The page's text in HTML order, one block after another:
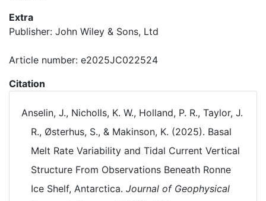
Extra
Publisher: John Wiley & Sons, Ltd
Article number: e2025JC022524
Citation
Anselin, J., Nicholls, K. W., Holland, P. R., Taylor, J.
R., Østerhus, S., & Makinson, K. (2025). Basal
Melt Rate Variability and Tidal Current Vertical
Structure From Observations Beneath Ronne
Ice Shelf, Antarctica. Journal of Geophysical